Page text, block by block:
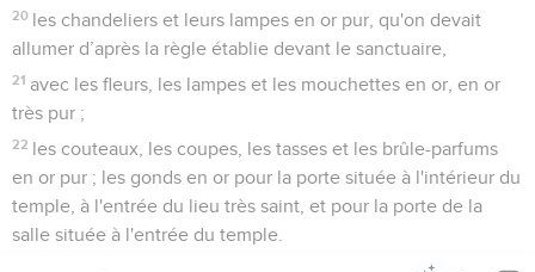
15 la cuve et les 12 bœufs qui vont sous elle ;
les cendriers, les pelles et les fourchettes. Tous ces
ustensiles que le roi Salomon fit faire à Huram-Abi pour la
maison de l'Eternel étaient en bronze poli.
17 Le roi les fit fondre dans la plaine du Jourdain, dans un sol
argileux, entre Succoth et Tseréda.
Salomon fit tous ces ustensiles en si grande quantité que
l'on ne vérifia pas le poids du bronze utilisé.